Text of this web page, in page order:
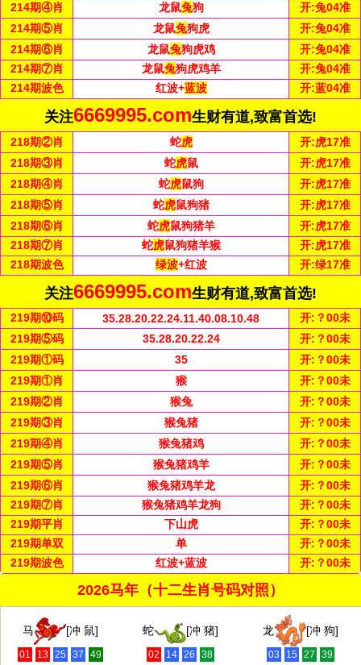
214期④肖 龙鼠兔狗 开:兔04准
214期⑤肖 龙鼠兔狗虎 开:兔04准
214期⑥肖 龙鼠兔狗虎鸡 开:兔04准
214期⑦肖 龙鼠兔狗虎鸡羊 开:兔04准
214期波色 红波+蓝波 开:蓝04准
关注6669995.com生财有道,致富首选!
218期②肖 蛇虎 开:虎17准
218期③肖 蛇虎鼠 开:虎17准
218期④肖 蛇虎鼠狗 开:虎17准
218期⑤肖 蛇虎鼠狗猪 开:虎17准
218期⑥肖 蛇虎鼠狗猪羊 开:虎17准
218期⑦肖 蛇虎鼠狗猪羊猴 开:虎17准
218期波色 绿波+红波 开:绿17准
关注6669995.com生财有道,致富首选!
219期⑩码 35.28.20.22.24.11.40.08.10.48 开: ？00未
219期⑤码 35.28.20.22.24 开: ？00未
219期①码 35 开: ？00未
219期①肖 猴 开: ？00未
219期②肖 猴兔 开: ？00未
219期③肖 猴兔猪 开: ？00未
219期④肖 猴兔猪鸡 开: ？00未
219期⑤肖 猴兔猪鸡羊 开: ？00未
219期⑥肖 猴兔猪鸡羊龙 开: ？00未
219期⑦肖 猴兔猪鸡羊龙狗 开: ？00未
219期平肖 下山虎 开: ？00未
219期单双 单 开: ？00未
219期波色 红波+蓝波 开: ？00未
2026马年（十二生肖号码对照）
马 [冲 鼠]
01 13 25 37 49
蛇 [冲 猪]
02 14 26 38
龙 [冲 狗]
03 15 27 39